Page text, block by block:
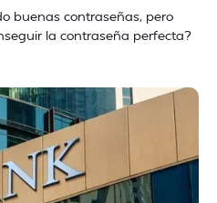
buenas contraseñas, pero
la contraseña perfecta?